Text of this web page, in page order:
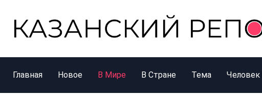
Главная Новое В Мире В Стране Тема Человек